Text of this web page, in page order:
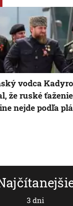
3 dni
vodca
že ruské
nejde podľa